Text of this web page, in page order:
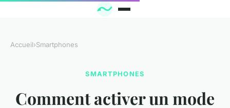
Accueil›Smartphones
SMARTPHONES
Comment activer un mode